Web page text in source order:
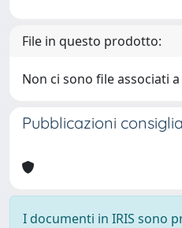
File in questo prodotto:
Non ci sono file associati
Pubblicazioni
I documenti in IRIS sono